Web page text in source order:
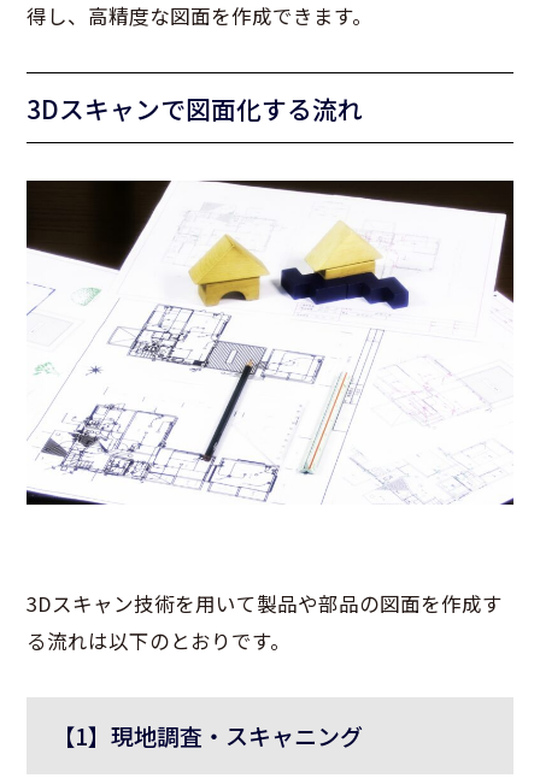
得し、高精度な図面を作成できます。
3Dスキャンで図面化する流れ
3Dスキャン技術を用いて製品や部品の図面を作成す
る流れは以下のとおりです。
【1】現地調査・スキャニング